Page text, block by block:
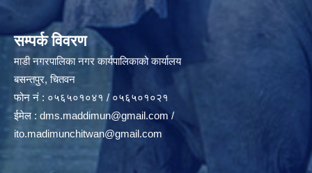
सम्पर्क विवरण
माडी नगरपालिका नगर कार्यपालिकाको कार्यालय
बसन्तपुर, चितवन
फोन नं : ०५६५०१०४१ / ०५६५०१०२१
ईमेल : dms.maddimun@gmail.com/
ito.madimunchitwan@gmail.com